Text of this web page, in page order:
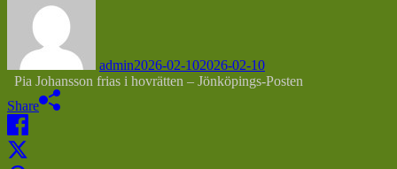
admin2026-02-102026-02-10
Pia Johansson frias i hovrätten – Jönköpings-Posten
Share